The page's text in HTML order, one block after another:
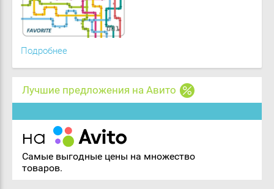
Подробнее
Лучшие предложения на Авито
Самые выгодные цены на множество
товаров.